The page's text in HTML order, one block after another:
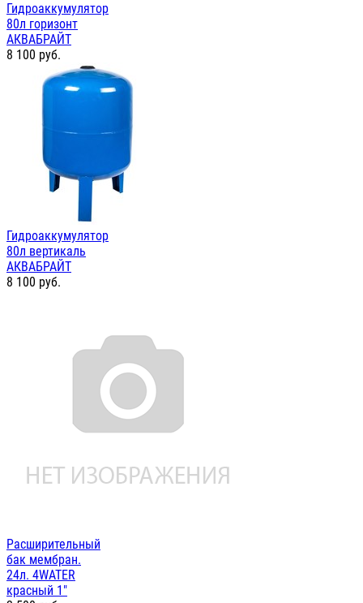
Гидроаккумулятор
80л горизонт
АКВАБРАЙТ
8 100 руб.
Гидроаккумулятор
80л вертикаль
АКВАБРАЙТ
8 100 руб.
Расширительный
бак мембран.
24л. 4WATER
красный 1"